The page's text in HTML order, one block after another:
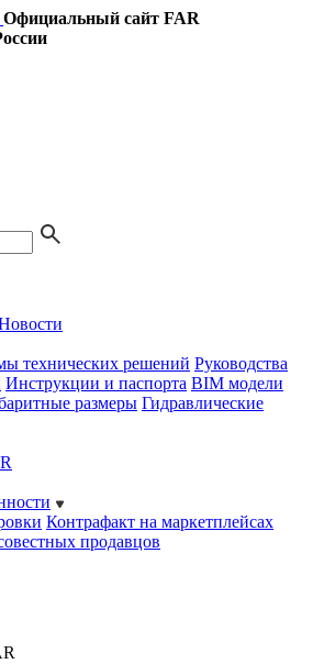
Официальный сайт FAR
технических решений Руководства
Инструкции и паспорта BIM модели
размеры Гидравлические
Контрафакт на маркетплейсах
продавцов